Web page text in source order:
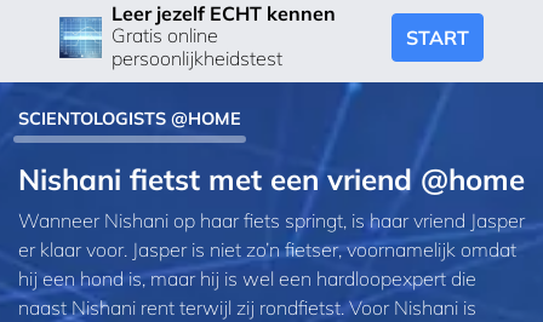
Leer jezelf ECHT kennen
Gratis online
persoonlijkheidstest
START
SCIENTOLOGISTS @HOME
Nishani fietst met een vriend @home
Wanneer Nishani op haar fiets springt, is haar vriend Jasper
er klaar voor. Jasper is niet zo’n fietser, voornamelijk omdat
hij een hond is, maar hij is wel een hardloopexpert die
naast Nishani rent terwijl zij rondfietst. Voor Nishani is